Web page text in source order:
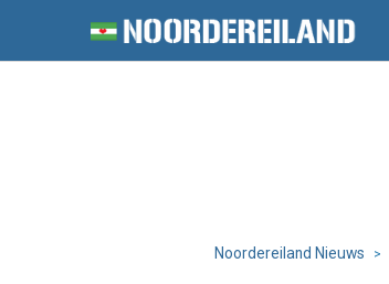
Noordereiland Nieuws >